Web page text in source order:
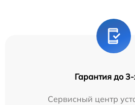
Гарантия до 3-
Сервисный центр